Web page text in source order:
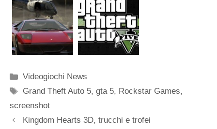
Categorie
Videogiochi News
Tag
Grand Theft Auto 5,gta 5, Rockstar Games,
screenshot
Kingdom Hearts 3D, trucchi e trofei